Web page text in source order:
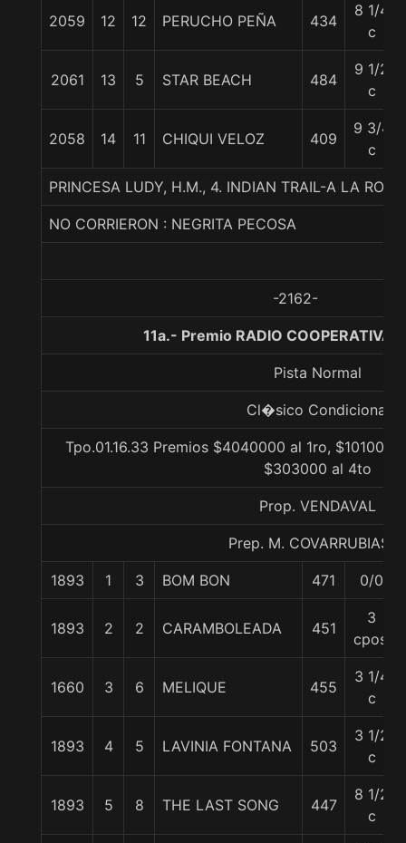
2059 12 12 PERUCHO PEÑA 434
8 1/4
c
2061 13 5 STAR BEACH 484
9 1/2
c
2058 14 11 CHIQUI VELOZ 409
9 3/4
c
PRINCESA LUDY, H.M., 4. INDIAN TRAIL-A LA
NO CORRIERON : NEGRITA PECOSA
-2162-
11a.- Premio RADIO
Pista Normal
Cl�sico Condicional
Tpo.01.16.33 Premios $4040000 al 1ro,
$303000 al 4to
Prop. VENDAVAL
Prep. M. COVARRUBIAS E.
1893 1 3 BOM BON 471 0/0
1893 2 2 CARAMBOLEADA 451
3
cpos.
1660 3 6 MELIQUE 455
3 1/4
c
1893 4 5 LAVINIA FONTANA 503
3 1/2
c
1893 5 8 THE LAST SONG 447
8 1/2
c